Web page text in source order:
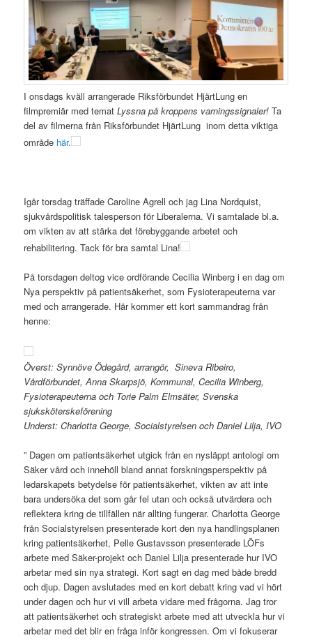
I onsdags kväll arrangerade Riksförbundet HjärtLung en
filmpremiär med tematLyssna på kroppens varningssignaler! Ta
del av filmerna från Riksförbundet HjärtLung inom detta viktiga
område här.
Igår torsdag träffade Caroline Agrell och jag Lina Nordquist,
sjukvårdspolitisk talesperson för Liberalerna. Vi samtalade bl.a.
om vikten av att stärka det förebyggande arbetet och
rehabilitering. Tack för bra samtal Lina!
På torsdagen deltog vice ordförande Cecilia Winberg i en dag om
Nya perspektiv på patientsäkerhet, som Fysioterapeuterna var
med och arrangerade. Här kommer ett kort sammandrag från
henne:
Överst: Synnöve Ödegård, arrangör, Sineva Ribeiro,
Vårdförbundet, Anna Skarpsjö, Kommunal, Cecilia Winberg,
Fysioterapeuterna och Torie Palm Elmsäter, Svenska
sjuksköterskeförening
Underst: Charlotta George, Socialstyrelsen och Daniel Lilja, IVO
” Dagen om patientsäkerhet utgick från en nysläppt antologi om
Säker vård och innehöll bland annat forskningsperspektiv på
ledarskapets betydelse för patientsäkerhet, vikten av att inte
bara undersöka det som går fel utan och också utvärdera och
reflektera kring de tillfällen när allting fungerar. Charlotta George
från Socialstyrelsen presenterade kort den nya handlingsplanen
kring patientsäkerhet, Pelle Gustavsson presenterade LÖFs
arbete med Säker-projekt och Daniel Lilja presenterade hur IVO
arbetar med sin nya strategi. Kort sagt en dag med både bredd
och djup. Dagen avslutades med en kort debatt kring vad vi hört
under dagen och hur vi vill arbeta vidare med frågorna. Jag tror
att patientsäkerhet och strategiskt arbete med att utveckla hur vi
arbetar med det blir en fråga inför kongressen. Om vi fokuserar